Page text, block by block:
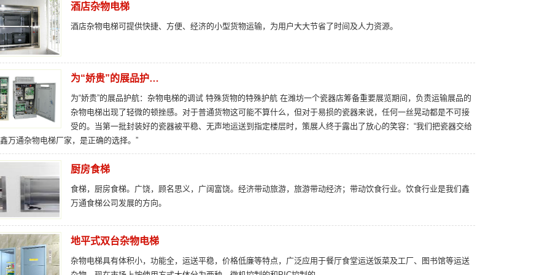
酒店杂物电梯
酒店杂物电梯可提供快捷、方便、经济的小型货物运输，为用户大大节省了时间及人力资源。
为“娇贵”的展品护…
为“娇贵”的展品护航：杂物电梯的调试 特殊货物的特殊护航 在潍坊一个瓷器店筹备重要展览期间，负责运输展品的
杂物电梯出现了轻微的顿挫感。对于普通货物这可能不算什么，但对于易损的瓷器来说，任何一丝晃动都是不可接
受的。当第一批封装好的瓷器被平稳、无声地运送到指定楼层时，策展人终于露出了放心的笑容：“我们把瓷器交给
万通杂物电梯厂家，是正确的选择。”
厨房食梯
食梯，厨房食梯。广饶，顾名思义，广阔富饶。经济带动旅游，旅游带动经济；带动饮食行业。饮食行业是我们鑫
万通食梯公司发展的方向。
地平式双台杂物电梯
杂物电梯具有体积小，功能全，运送平稳，价格低廉等特点，广泛应用于餐厅食堂运送饭菜及工厂、图书馆等运送